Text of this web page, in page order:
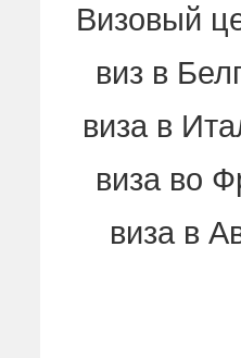
Визовый
виз в
виза в
виза во
виза в